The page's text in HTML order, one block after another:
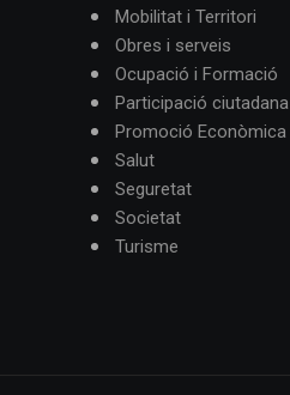
Mobilitat i Territori
Obres i serveis
Ocupació i Formació
Participació ciutadana
Promoció Econòmica
Salut
Seguretat
Societat
Turisme